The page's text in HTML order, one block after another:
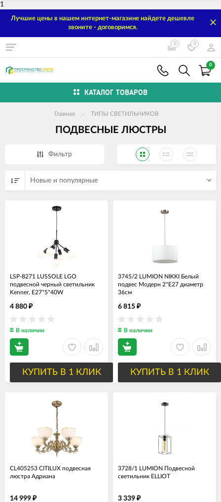
1
Лучшие цены в нашем интернет-магазине найдете дешевле
звоните - договоримся.
0 0
0
КАТАЛОГ ТОВАРОВ
Главная ТИПЫ СВЕТИЛЬНИКОВ
ПОДВЕСНЫЕ ЛЮСТРЫ
Фильтр
Новые и популярные
LSP-8271 LUSSOLE LGO
подвесной черный светильник
Kenner, E27*5*40W
4 880 ₽
В наличии
КУПИТЬ В 1 КЛИК
3745/2 LUMION NIKKI Белый
подвес Модерн 2*Е27 диаметр
36см
6 815 ₽
В наличии
КУПИТЬ В 1 КЛИК
CL405253 CITILUX подвесная
люстра Адриана
14 999 ₽
3728/1 LUMION Подвесной
светильник ELLIOT
3 339 ₽